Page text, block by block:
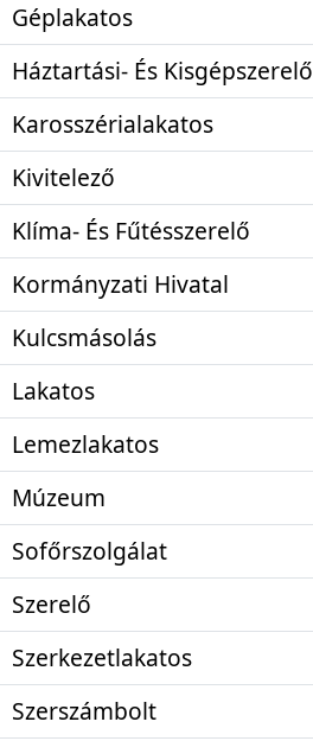
Géplakatos
Háztartási- És Kisgépszerelő
Karosszérialakatos
Kivitelező
Klíma- És Fűtésszerelő
Kormányzati Hivatal
Kulcsmásolás
Lakatos
Lemezlakatos
Múzeum
Sofőrszolgálat
Szerelő
Szerkezetlakatos
Szerszámbolt